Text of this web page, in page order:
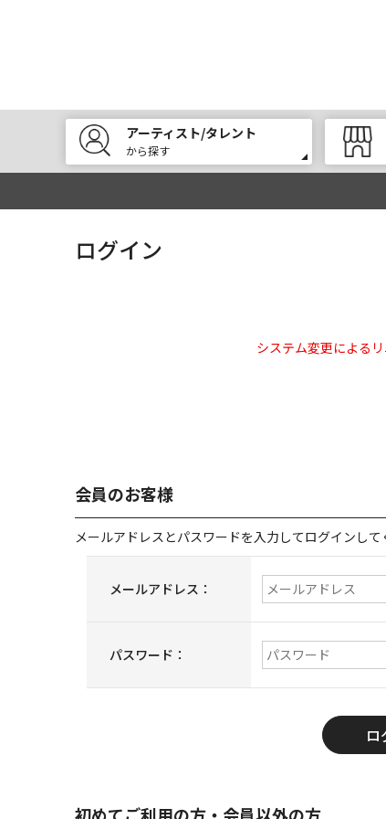
アーティスト/タレント
から探す
ログイン
システム変更による
会員のお客様
メールアドレスとパスワードを入力してログインして
メールアドレス：
パスワード：